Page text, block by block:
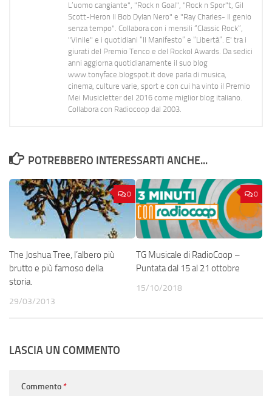
L’uomo cangiante", "Rock n Goal", "Rock n Spor"t, Gil
Scott-Heron Il Bob Dylan Nero" e "Ray Charles- Il genio
senza tempo". Collabora con i mensili “Classic Rock”,
"Vinile" e i quotidiani “Il Manifesto” e “Libertà”. E' tra i
giurati del Premio Tenco e del Rockol Awards. Da sedici
anni aggiorna quotidianamente il suo blog
www.tonyface.blogspot.it dove parla di musica,
cinema, culture varie, sport e con cui ha vinto il Premio
Mei Musicletter del 2016 come miglior blog italiano.
Collabora con Radiocoop dal 2003.
POTREBBERO INTERESSARTI ANCHE...
0
The Joshua Tree, l’albero più
brutto e più famoso della
storia.
29/03/2013
0
TG Musicale di RadioCoop –
Puntata dal 15 al 21 ottobre
15/10/2018
LASCIA UN COMMENTO
Commento*